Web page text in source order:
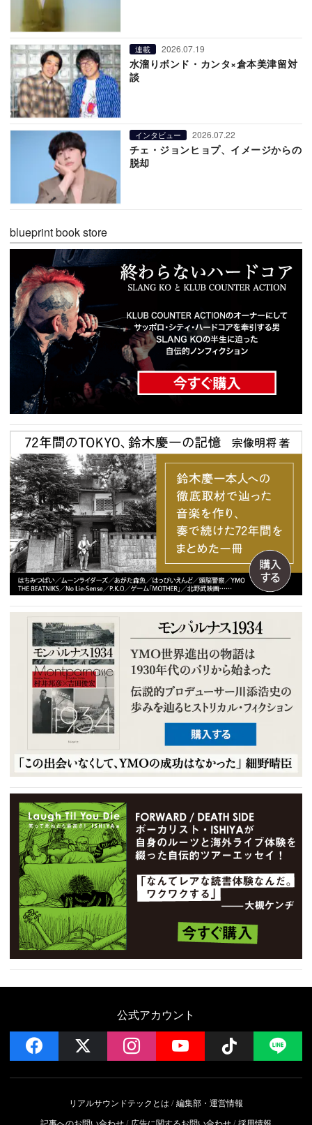
連載 2026.07.19
水溜りボンド・カンタ×倉本美津留対
談
インタビュー 2026.07.22
チェ・ジョンヒョプ、イメージからの
脱却
blueprint book store
公式アカウント
facebook instagramYouTube Follow
リアルサウンドテックとは
編集部・運営情報
記事へのお問い合わせ
広告に関するお問い合わせ 採用情報